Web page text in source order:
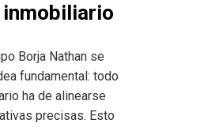
Borja Nathan se
fundamental: todo
ha de alinearse
precisas. Esto